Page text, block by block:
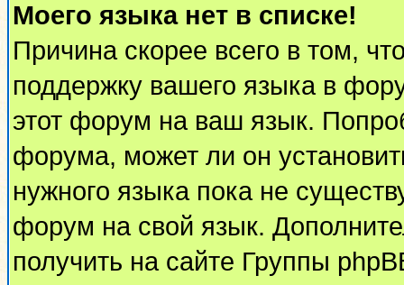
Моего языка нет в списке!
Причина скорее всего в том,
поддержку вашего языка в
этот форум на ваш язык.
форума, может ли он
нужного языка пока не
форум на свой язык.
получить на сайте Группы